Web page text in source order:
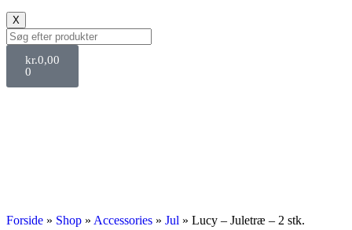
X
kr.0,00
0
Forside » Shop » Accessories » Jul » Lucy – Juletræ – 2 stk.